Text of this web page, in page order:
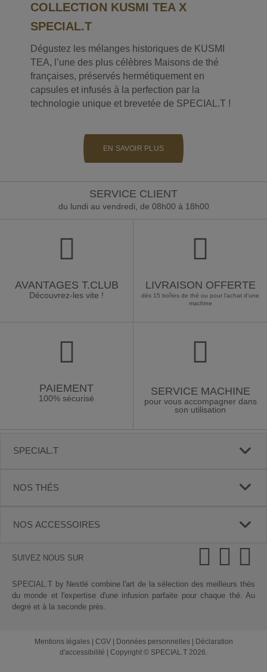
COLLECTION KUSMI TEA X
SPECIAL.T
Dégustez les mélanges historiques de KUSMI
TEA, l’une des plus célèbres Maisons de thé
françaises, préservés hermétiquement en
capsules et infusés à la perfection par la
technologie unique et brevetée de SPECIAL.T !
EN SAVOIR PLUS
SERVICE CLIENT
du lundi au vendredi, de 08h00 à 18h00
AVANTAGES T.CLUB
Découvrez-les vite !
LIVRAISON OFFERTE
dès 15 boîtes de thé ou pour l'achat d'une
machine
PAIEMENT
100% sécurisé
SERVICE MACHINE
pour vous accompagner dans
son utilisation
SPECIAL.T
NOS THÉS
NOS ACCESSOIRES
SUIVEZ NOUS SUR
SPECIAL.T by Nestlé combine l'art de la sélection des meilleurs thés
du monde et l'expertise d'une infusion parfaite pour chaque thé. Au
degré et à la seconde près.
Mentions légales| CGV| Données personnelles|
Déclaration
d'accessibilité
Copyright © SPECIAL.T 2026.